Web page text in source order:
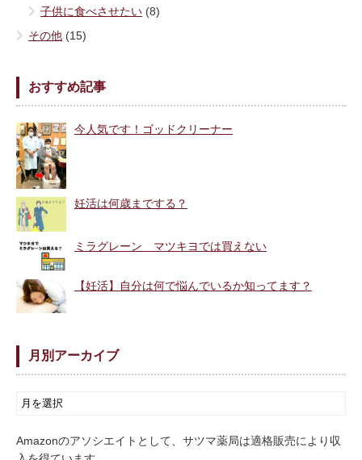
子供に食べさせたい (8)
その他 (15)
おすすめ記事
今人気です！ゴッドクリーナー
妊活は何歳までする？
ミラグレーン マツキヨでは買えない
【妊活】自分は何で悩んでいるか知ってます？
月別アーカイブ
Amazonのアソシエイトとして、サツマ薬局は適格販売により収